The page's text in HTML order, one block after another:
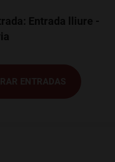
Entrada lliure -